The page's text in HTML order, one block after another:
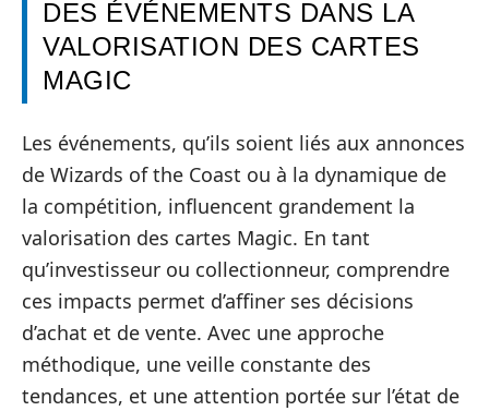
DES ÉVÉNEMENTS DANS LA
VALORISATION DES CARTES
MAGIC
Les événements, qu’ils soient liés aux annonces
de Wizards of the Coast ou à la dynamique de
la compétition, influencent grandement la
valorisation des cartes Magic. En tant
qu’investisseur ou collectionneur, comprendre
ces impacts permet d’affiner ses décisions
d’achat et de vente. Avec une approche
méthodique, une veille constante des
tendances, et une attention portée sur l’état de